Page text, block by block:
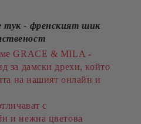
тук - френският шик
GRACE & MILA -
за дамски дрехи, който
на нашият онлайн и
с
и нежна цветова